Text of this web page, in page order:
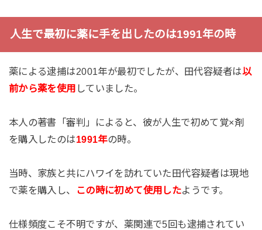
人生で最初に薬に手を出したのは1991年の時
薬による逮捕は2001年が最初でしたが、田代容疑者は以
前から薬を使用 していました。
本人の著書「審判」によると、彼が人生で初めて覚×剤
を購入したのは1991年の時。
当時、家族と共にハワイを訪れていた田代容疑者は現地
で薬を購入し、
この時に初めて使用したようです。
仕様頻度こそ不明ですが、薬関連で5回も逮捕されてい